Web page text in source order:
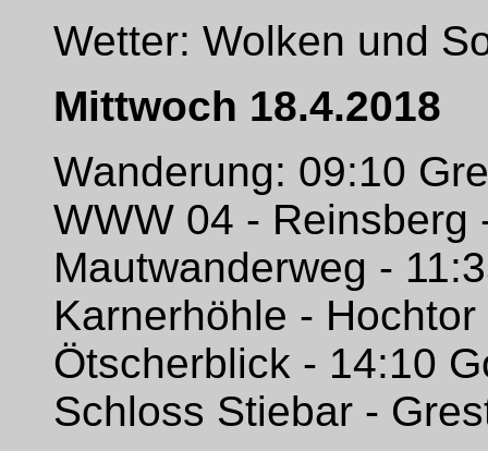
Wetter: Wolken und
Mittwoch 18.4.2018
Wanderung: 09:10
WWW 04 - Reinsberg
Mautwanderweg -
Karnerhöhle -
Ötscherblick - 14:10
Schloss Stiebar -